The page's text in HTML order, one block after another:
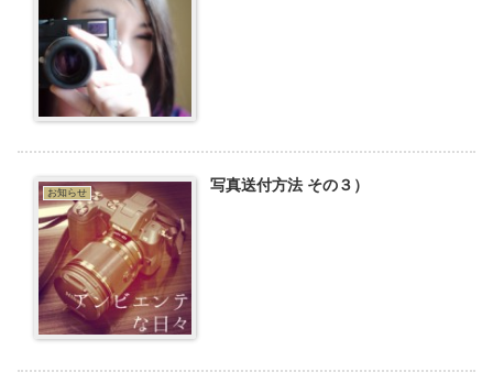
お知らせ 写真送付方法 その３）